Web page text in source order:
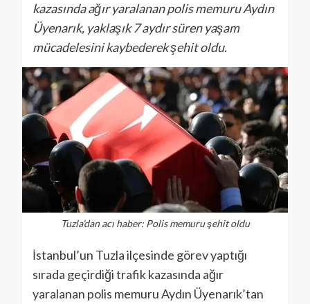
kazasında ağır yaralanan polis memuru Aydın
Üyenarık, yaklaşık 7 aydır süren yaşam
mücadelesini kaybederek şehit oldu.
Tuzla’dan acı haber: Polis memuru şehit oldu
İstanbul’un Tuzla ilçesinde görev yaptığı
sırada geçirdiği trafik kazasında ağır
yaralanan polis memuru Aydın Üyenarık’tan